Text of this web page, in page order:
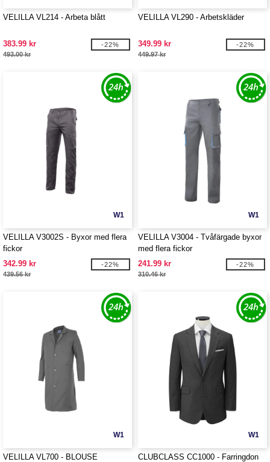
VELILLA VL214 - Arbeta blått
383.99 kr
493.00 kr
-22%
VELILLA VL290 - Arbetskläder
349.99 kr
449.97 kr
-22%
W1
VELILLA V3002S - Byxor med flera
fickor
342.99 kr
439.56 kr
-22%
W1
VELILLA V3004 - Tvåfärgade byxor
med flera fickor
241.99 kr
310.46 kr
-22%
W1
VELILLA VL700 - BLOUSE
W1
CLUBCLASS CC1000 - Farringdon